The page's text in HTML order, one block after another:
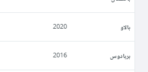
بالاو 2020
بربادوس 2016